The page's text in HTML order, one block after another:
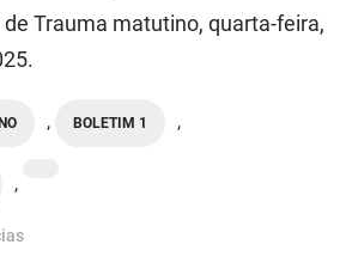
Trauma matutino, quarta-feira,
, BOLETIM 1 ,
,